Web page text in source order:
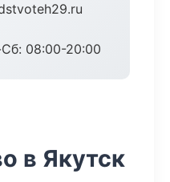
08:00-20:00
в Якутск